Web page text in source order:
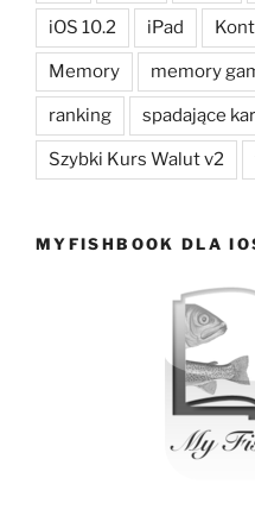
iOS 10.2 iPad
Memory memory
ranking spadające
Szybki Kurs Walut v2
MYFISHBOOK DLA